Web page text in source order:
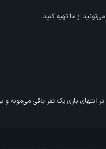
از ما تهیه کنید.